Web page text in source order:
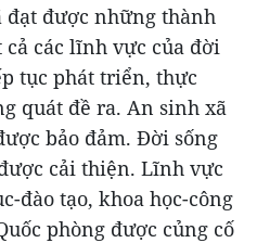
đạt được những thành
các lĩnh vực của đời
tục phát triển, thực
quát đề ra. An sinh xã
bảo đảm. Đời sống
cải thiện. Lĩnh vực
đào tạo, khoa học-công
phòng được củng cố